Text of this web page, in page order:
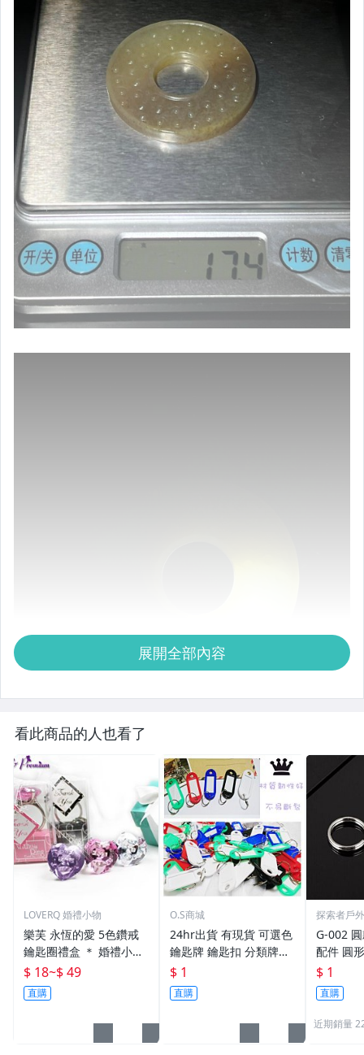
展開全部內容
看此商品的人也看了
LOVERQ 婚禮小物
樂芙 永恆的愛 5色鑽戒
鑰匙圈禮盒 ＊ 婚禮小物
二次進場 工商禮贈品 戒
指鑰匙圈 鑽石鑰匙扣 大
鑽戒 送客禮 活動贈品
$ 18~$ 49
直購
O.S商城
24hr出貨 有現貨 可選色
鑰匙牌 鑰匙扣 分類牌鎖
匙 分類牌 塑膠鑰匙牌 鑰
匙扣 號碼牌 分類牌 標記
鑰匙吊牌 掛牌
$ 1
直購
探索者戶
G-002
配件 圓
鑰匙圈
單個鑰
$ 1
直購
近期銷量